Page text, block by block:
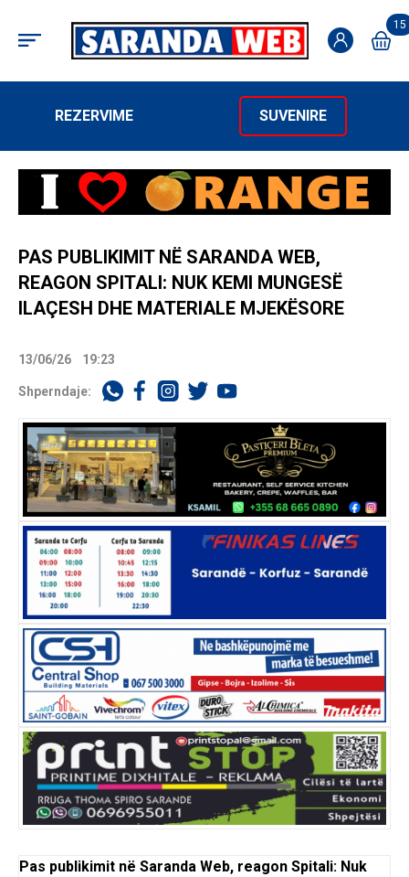
15
REZERVIME SUVENIRE
PAS PUBLIKIMIT NË SARANDA WEB,
REAGON SPITALI: NUK KEMI MUNGESË
ILAÇESH DHE MATERIALE MJEKËSORE
13/06/26 19:23
Shperndaje:
Pas publikimit në Saranda Web, reagon Spitali: Nuk